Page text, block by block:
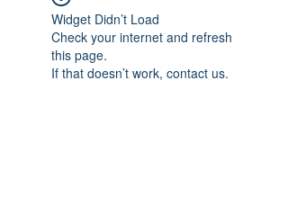
Widget Didn’t Load
Check your internet and refresh
this page.
If that doesn’t work, contact us.